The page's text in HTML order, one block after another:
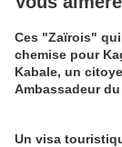
Ces "Zaïrois"
chemise pour
Kabale, un
Ambassadeur
Un visa